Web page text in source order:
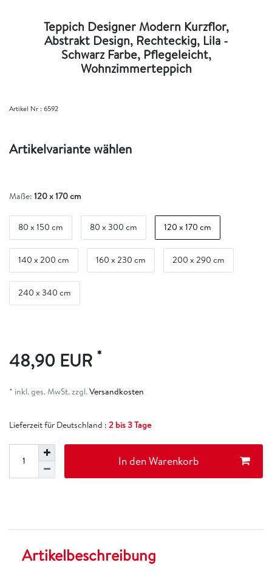
Teppich Designer Modern Kurzflor,
Abstrakt Design, Rechteckig, Lila -
Schwarz Farbe, Pflegeleicht,
Wohnzimmerteppich
Artikel Nr :6592
Artikelvariante wählen
Maße: 120 x 170 cm
80 x 150 cm 80 x 300 cm 120 x 170 cm
140 x 200 cm 160 x 230 cm 200 x 290 cm
240 x 340 cm
48,90 EUR *
* inkl. ges. MwSt. zzgl.Versandkosten
Lieferzeit für Deutschland : 2 bis 3 Tage
In den Warenkorb
Artikelbeschreibung